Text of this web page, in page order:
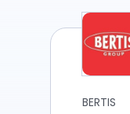
BERTIS